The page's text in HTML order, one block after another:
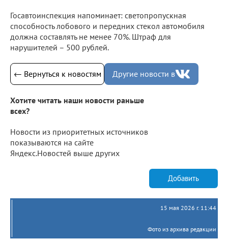
Госавтоинспекция напоминает: светопропускная
способность лобового и передних стекол автомобиля
должна составлять не менее 70%. Штраф для
нарушителей – 500 рублей.
← Вернуться к новостям Другие новости в
Хотите читать наши новости раньше
всех?
Новости из приоритетных источников
показываются на сайте
Яндекс.Новостей выше других
Добавить
15 мая 2026 г. 11:44
Фото из архива редакции